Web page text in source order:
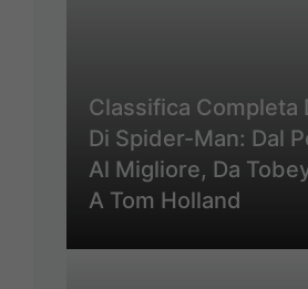
Classifica Completa
Di Spider-Man: Dal
Al Migliore, Da
A Tom Holland